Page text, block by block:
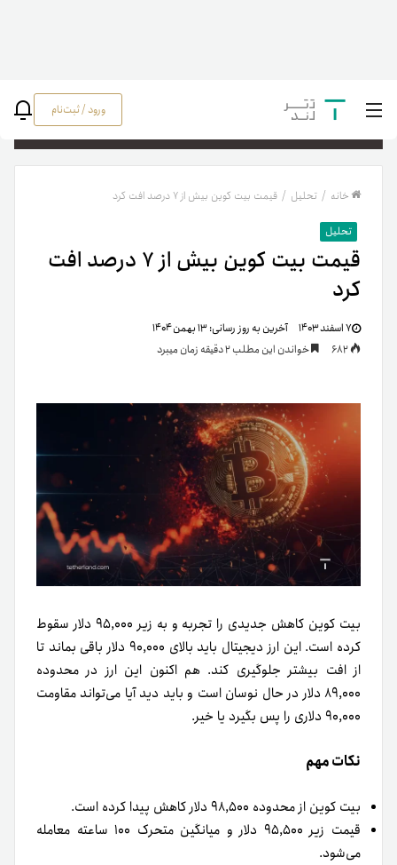
ورود / ثبت‌نام
خانه / تحلیل / قیمت بیت کوین بیش از ۷ درصد افت کرد
تحلیل
قیمت بیت کوین بیش از ۷ درصد افت
کرد
۷ اسفند ۱۴۰۳ آخرین به روز رسانی:۱۳ بهمن ۱۴۰۴
خواندن این مطلب 2 دقیقه زمان میبرد
بیت کوین کاهش جدیدی را تجربه و به زیر ۹۵,۰۰۰ دلار سقوط
کرده است. این ارز دیجیتال باید بالای ۹۰,۰۰۰ دلار باقی بماند تا
از افت بیشتر جلوگیری کند. هم اکنون این ارز در محدوده
۸۹,۰۰۰ دلار در حال نوسان است و باید دید آیا می‌تواند مقاومت
۹۰,۰۰۰ دلاری را پس بگیرد یا خیر.
نکات مهم
بیت کوین از محدوده ۹۸,۵۰۰ دلار کاهش پیدا کرده است.
قیمت زیر ۹۵,۵۰۰ دلار و میانگین متحرک ۱۰۰ ساعته معامله
می‌شود.